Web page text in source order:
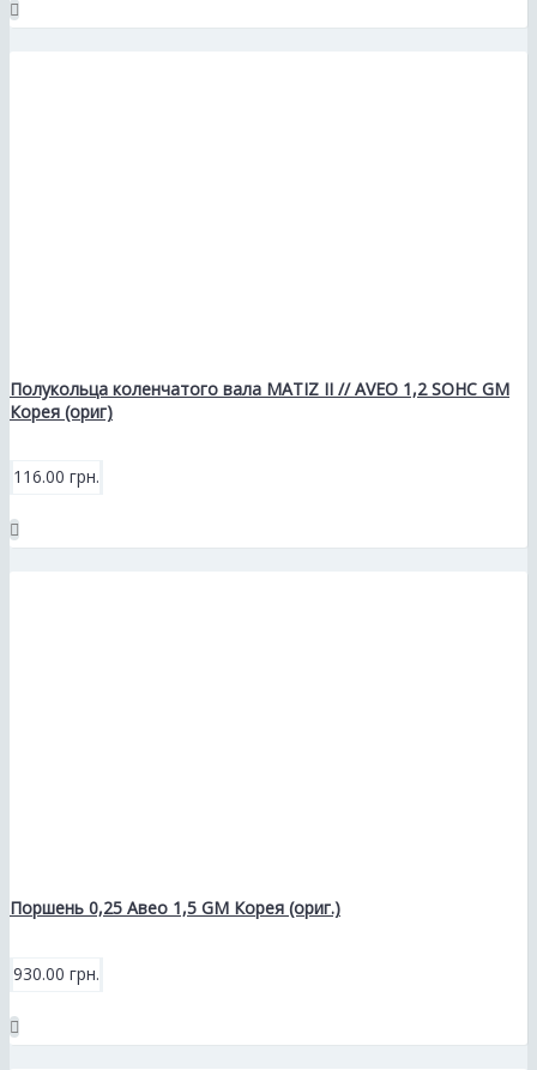
Полукольца коленчатого вала MATIZ II // AVEO 1,2 SOHC GM
Корея (ориг)
116.00 грн.
Поршень 0,25 Авео 1,5 GM Корея (ориг.)
930.00 грн.